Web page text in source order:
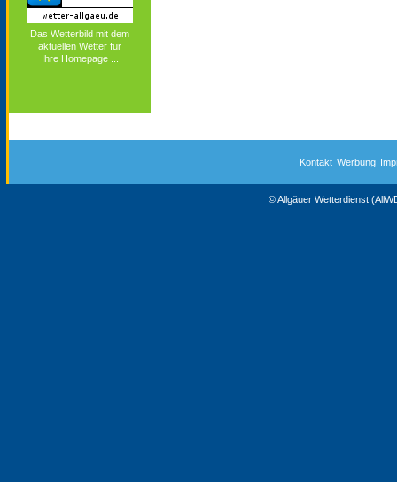
Das Wetterbild mit dem
aktuellen Wetter für
Ihre Homepage ...
Kontakt Werbung
© Allgäuer Wetterdienst